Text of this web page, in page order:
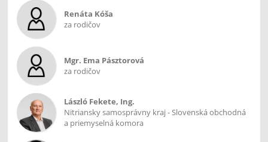
Renáta Kóša
za rodičov
Mgr. Ema Pásztorová
za rodičov
László Fekete, Ing.
Nitriansky samosprávny kraj - Slovenská obchodná
a priemyselná komora